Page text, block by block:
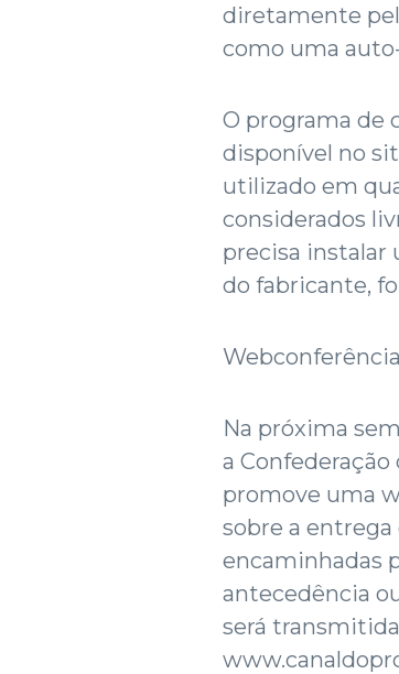
diretamente
como uma
O programa de
disponível no
utilizado em
considerados
precisa instalar
do fabricante,
Webconferência
Na próxima
a Confederação
promove uma
sobre a entrega
encaminhadas
antecedência
será